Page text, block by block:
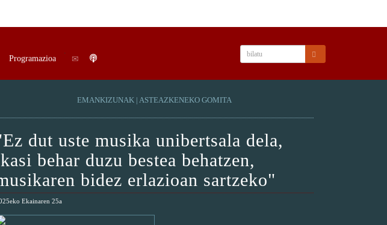
Programazioa
. .
EMANKIZUNAK ASTEAZKENEKO GOMITA
dut uste musika unibertsala dela,
behar duzu bestea behatzen,
bidez erlazioan sartzeko"
Ekainaren 25a